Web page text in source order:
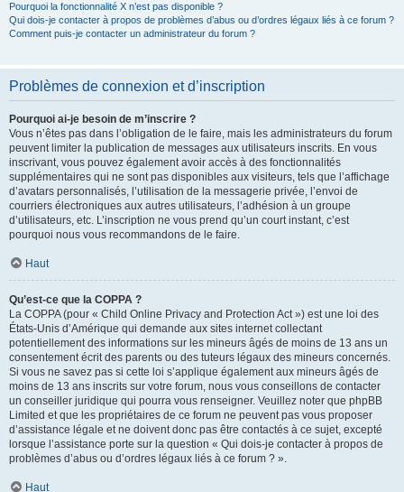
Pourquoi la fonctionnalité X n’est pas disponible ?
Qui dois-je contacter à propos de problèmes d’abus ou d’ordres légaux liés à ce forum ?
Comment puis-je contacter un administrateur du forum ?
Problèmes de connexion et d’inscription
Pourquoi ai-je besoin de m’inscrire ?
Vous n’êtes pas dans l’obligation de le faire, mais les administrateurs du forum
peuvent limiter la publication de messages aux utilisateurs inscrits. En vous
inscrivant, vous pouvez également avoir accès à des fonctionnalités
supplémentaires qui ne sont pas disponibles aux visiteurs, tels que l’affichage
d’avatars personnalisés, l’utilisation de la messagerie privée, l’envoi de
courriers électroniques aux autres utilisateurs, l’adhésion à un groupe
d’utilisateurs, etc. L’inscription ne vous prend qu’un court instant, c’est
pourquoi nous vous recommandons de le faire.
Haut
Qu’est-ce que la COPPA ?
La COPPA (pour « Child Online Privacy and Protection Act ») est une loi des
États-Unis d’Amérique qui demande aux sites internet collectant
potentiellement des informations sur les mineurs âgés de moins de 13 ans un
consentement écrit des parents ou des tuteurs légaux des mineurs concernés.
Si vous ne savez pas si cette loi s’applique également aux mineurs âgés de
moins de 13 ans inscrits sur votre forum, nous vous conseillons de contacter
un conseiller juridique qui pourra vous renseigner. Veuillez noter que phpBB
Limited et que les propriétaires de ce forum ne peuvent pas vous proposer
d’assistance légale et ne doivent donc pas être contactés à ce sujet, excepté
lorsque l’assistance porte sur la question « Qui dois-je contacter à propos de
problèmes d’abus ou d’ordres légaux liés à ce forum ? ».
Haut